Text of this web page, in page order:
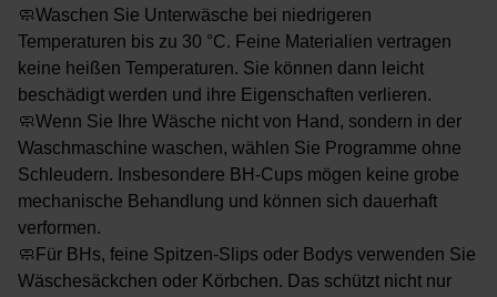
🧼Waschen Sie Unterwäsche bei niedrigeren
Temperaturen bis zu 30 °C. Feine Materialien vertragen
keine heißen Temperaturen. Sie können dann leicht
beschädigt werden und ihre Eigenschaften verlieren.
🧼Wenn Sie Ihre Wäsche nicht von Hand, sondern in der
Waschmaschine waschen, wählen Sie Programme ohne
Schleudern. Insbesondere BH-Cups mögen keine grobe
mechanische Behandlung und können sich dauerhaft
verformen.
🧼Für BHs, feine Spitzen-Slips oder Bodys verwenden Sie
Wäschesäckchen oder Körbchen. Das schützt nicht nur